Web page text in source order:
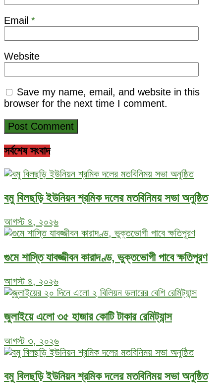
Email *
Website
Save my name, email, and website in this
browser for the next time I comment.
সর্বশেষ সংবাদ
বমু বিলছড়ি ইউনিয়ন শ্রমিক দলের মতবিনিময় সভা অনুষ্ঠিত
আগস্ট ৪, ২০২৬
গুমে শাস্তি যাবজ্জীবন কারাদণ্ড, ভুক্তভোগী পাবে ক্ষতিপূরণ
আগস্ট ৪, ২০২৬
জুলাইয়ে এলো ৩৫ হাজার কোটি টাকার রেমিট্যান্স
আগস্ট ৩, ২০২৬
বমু বিলছড়ি ইউনিয়ন শ্রমিক দলের মতবিনিময় সভা অনুষ্ঠিত